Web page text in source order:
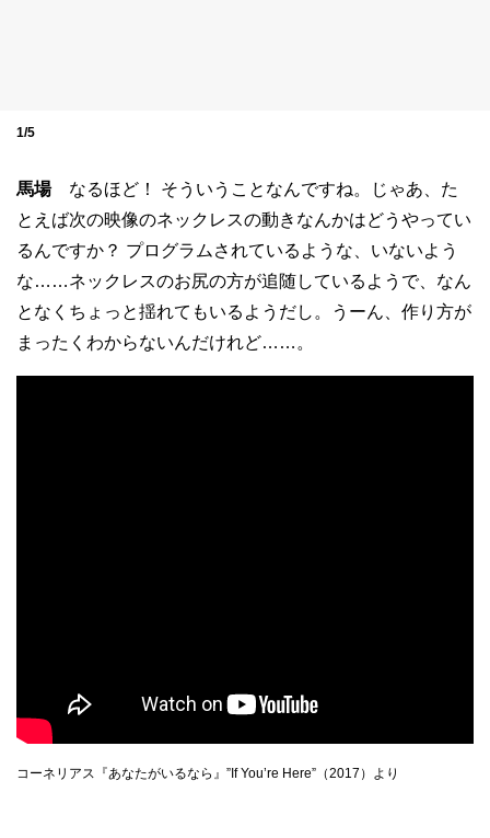
1/5
馬場なるほど！ そういうことなんですね。じゃあ、た
とえば次の映像のネックレスの動きなんかはどうやってい
るんですか？ プログラムされているような、いないよう
な……ネックレスのお尻の方が追随しているようで、なん
となくちょっと揺れてもいるようだし。うーん、作り方が
まったくわからないんだけれど……。
コーネリアス『あなたがいるなら』”If You’re Here”（2017）より